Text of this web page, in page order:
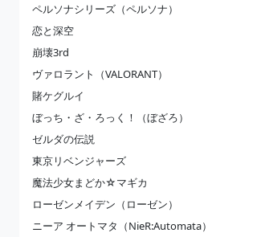
ペルソナシリーズ（ペルソナ）
恋と深空
崩壊3rd
ヴァロラント（VALORANT）
賭ケグルイ
ぼっち・ざ・ろっく！（ぼざろ）
ゼルダの伝説
東京リベンジャーズ
魔法少女まどか☆マギカ
ローゼンメイデン（ローゼン）
ニーア オートマタ（NieR:Automata）